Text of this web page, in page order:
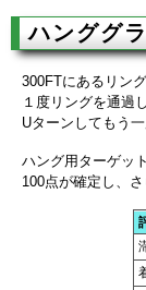
ハンググ
300FTにあるリン
１度リングを通過
Uターンしてもう
ハング用ターゲッ
100点が確定し、